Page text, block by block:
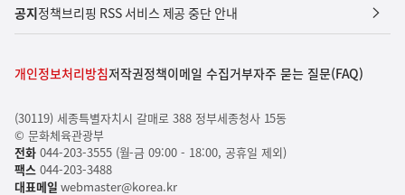
공지정책브리핑 RSS 서비스 제공 중단 안내
개인정보처리방침저작권정책이메일 수집거부자주 묻는 질문(FAQ)
(30119) 세종특별자치시 갈매로 388 정부세종청사 15동
© 문화체육관광부
전화044-203-3555 (월-금 09:00 - 18:00, 공휴일 제외)
팩스044-203-3488
대표메일 webmaster@korea.kr